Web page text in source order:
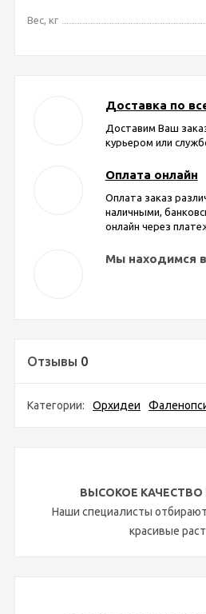
Вес, кг
Доставка по
Доставим Ваш
курьером или
Оплата онлайн
Оплата заказ
наличными,
онлайн через
Мы находимся
Отзывы 0
Категории: Орхидеи
ВЫСОКОЕ
Наши специалисты
красивые